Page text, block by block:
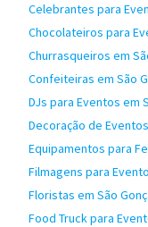
Celebrantes para
Chocolateiros para
Churrasqueiros em
Confeiteiras em São
DJs para Eventos em
Decoração de
Equipamentos para
Filmagens para
Floristas em São
Food Truck para